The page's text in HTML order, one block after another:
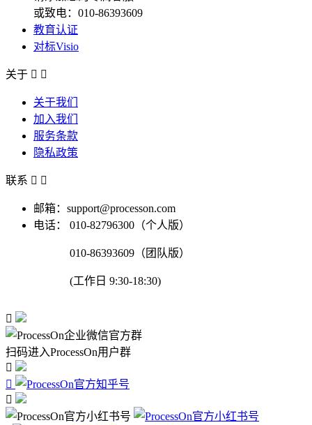
或致电：010-86393609
教育认证
对标Visio
关于  
关于我们
加入我们
服务条款
隐私政策
联系  
邮箱：support@processon.com
电话：
010-82796300（个人版）
010-86393609（团队版）
(工作日 9:30-18:30)

扫码进入ProcessOn用户群


